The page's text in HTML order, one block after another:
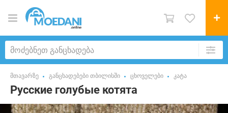
მთავარზე განცხადებები თბილისში ცხოველები კატა
Русские голубые котята